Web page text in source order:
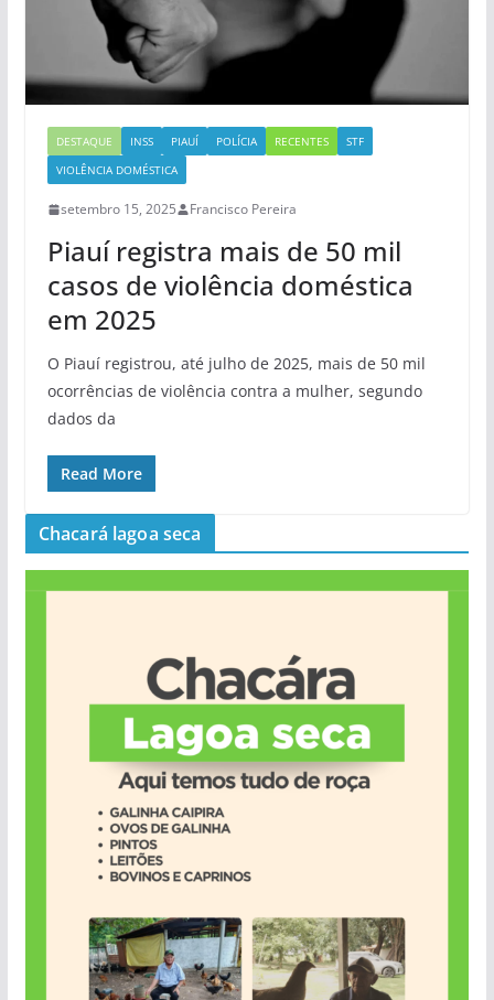
DESTAQUE INSS PIAUÍ POLÍCIA RECENTES
STF
VIOLÊNCIA DOMÉSTICA
setembro 15, 2025 Francisco Pereira
Piauí registra mais de 50 mil
casos de violência doméstica
em 2025
O Piauí registrou, até julho de 2025, mais de 50 mil
ocorrências de violência contra a mulher, segundo
dados da
Read More
Chacará lagoa seca